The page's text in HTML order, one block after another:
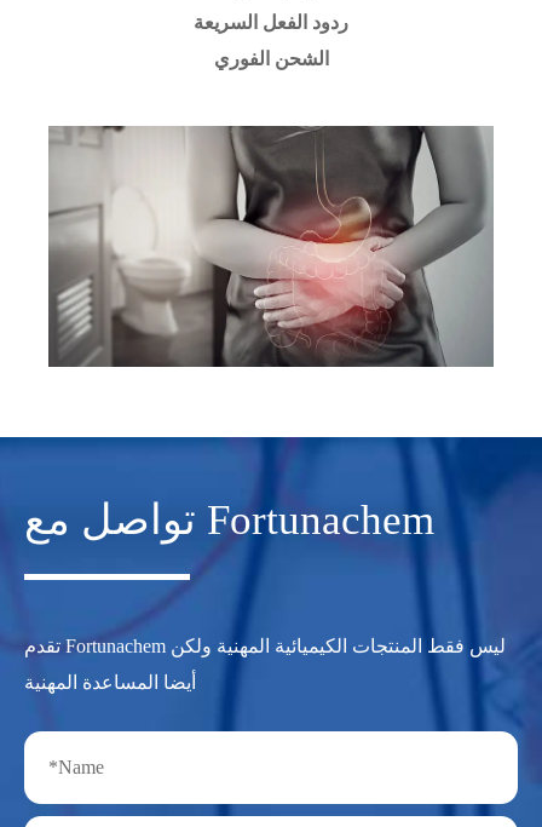
ردود الفعل السريعة
الشحن الفوري
تواصل مع Fortunachem
تقدم Fortunachem ليس فقط المنتجات الكيميائية المهنية ولكن
أيضا المساعدة المهنية